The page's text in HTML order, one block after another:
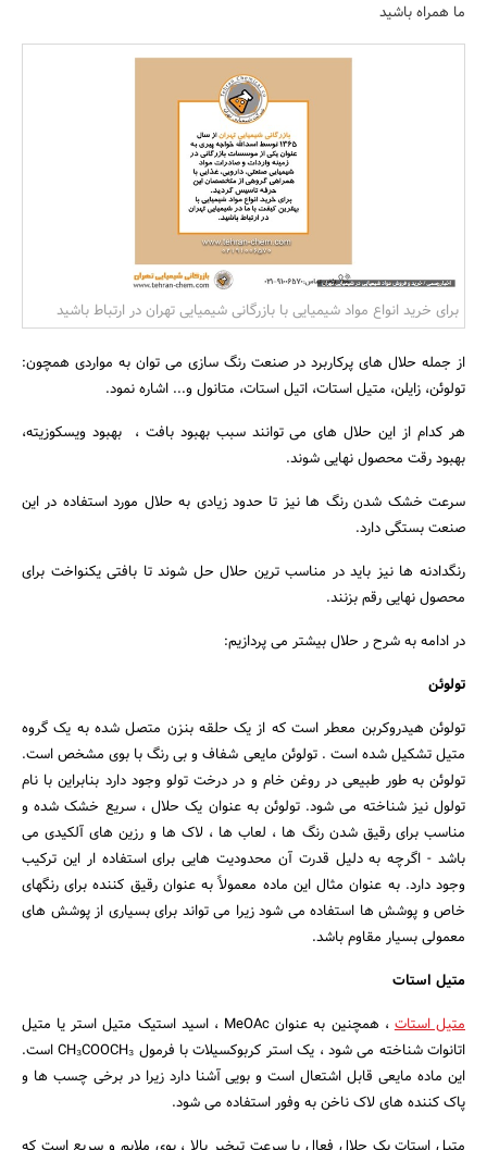
جستجو
ما همراه باشید
برای خرید انواع مواد شیمیایی با بازرگانی شیمیایی تهران در ارتباط باشید
از جمله حلال های پرکاربرد در صنعت رنگ سازی می توان به مواردی همچون:
تولوئن، زایلن، متیل استات، اتیل استات، متانول و... اشاره نمود.
هر کدام از این حلال های می توانند سبب بهبود بافت ، بهبود ویسکوزیته،
بهبود رقت محصول نهایی شوند.
سرعت خشک شدن رنگ ها نیز تا حدود زیادی به حلال مورد استفاده در این
صنعت بستگی دارد.
رنگدادنه ها نیز باید در مناسب ترین حلال حل شوند تا بافتی یکنواخت برای
محصول نهایی رقم بزنند.
در ادامه به شرح ر حلال بیشتر می پردازیم:
تولوئن
تولوئن هیدروکربن معطر است که از یک حلقه بنزن متصل شده به یک گروه
متیل تشکیل شده است . تولوئن مایعی شفاف و بی رنگ با بوی مشخص است.
تولوئن به طور طبیعی در روغن خام و در درخت تولو وجود دارد بنابراین با نام
تولول نیز شناخته می شود. تولوئن به عنوان یک حلال ، سریع خشک شده و
مناسب برای رقیق شدن رنگ ها ، لعاب ها ، لاک ها و رزین های آلکیدی می
باشد - اگرچه به دلیل قدرت آن محدودیت هایی برای استفاده ار این ترکیب
وجود دارد. به عنوان مثال این ماده معمولاً به عنوان رقیق کننده برای رنگهای
خاص و پوشش ها استفاده می شود زیرا می تواند برای بسیاری از پوشش های
معمولی بسیار مقاوم باشد.
متیل استات
متیل استات
، همچنین به عنوان MeOAc ، اسید استیک متیل استر یا متیل
اتانوات شناخته می شود ، یک استر کربوکسیلات با فرمول CH₃COOCH₃ است.
این ماده مایعی قابل اشتعال است و بویی آشنا دارد زیرا در برخی چسب ها و
پاک کننده های لاک ناخن به وفور استفاده می شود.